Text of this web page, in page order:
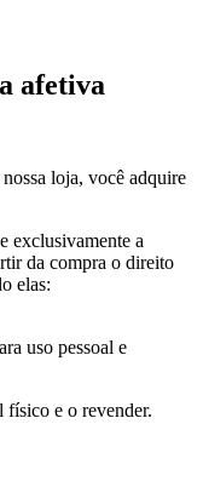
afetiva
loja, você adquire
exclusivamente a
da compra o direito
elas:
uso pessoal e
físico e o revender.